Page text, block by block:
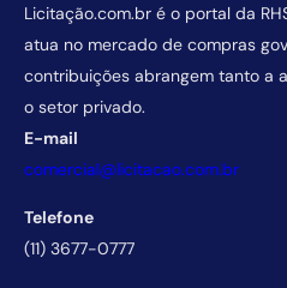
Licitação.com.br é o portal da
atua no mercado de compras
contribuições abrangem tanto a
o setor privado.
E-mail
comercial@licitacao.com.br
Telefone
(11) 3677-0777